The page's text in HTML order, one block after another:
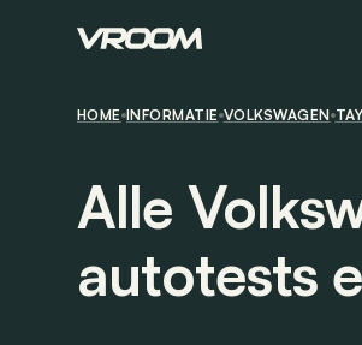
HOME INFORMATIE VOLKSWAGEN
Alle
autotests